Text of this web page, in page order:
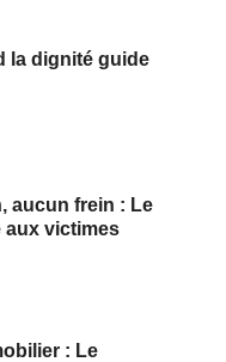
la dignité guide
aucun frein : Le
aux victimes
: Le